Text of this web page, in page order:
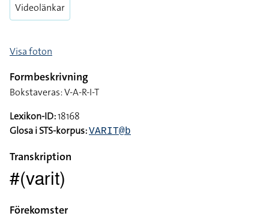
Videolänkar
Visa foton
Formbeskrivning
Bokstaveras: V-A-R-I-T
Lexikon-ID:18168
Glosa i STS-korpus:VARIT@b
Transkription
#(varit)
Förekomster